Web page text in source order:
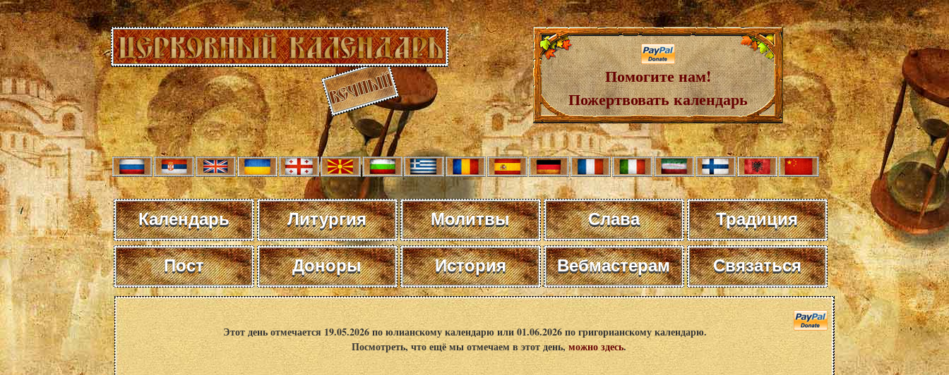
Помогите нам!
Пожертвовать календарь
Календарь Литургия Молитвы Слава Традиция
Пост Доноры История Вебмастерам Связаться
Этот день отмечается 19.05.2026 по юлианскому календарю или 01.06.2026 по григорианскому календарю.
Посмотреть, что ещё мы отмечаем в этот день,можно здесь.